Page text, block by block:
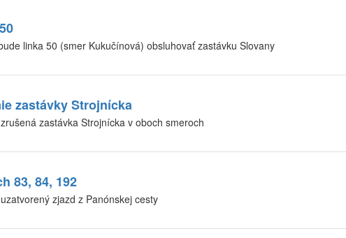
linka 50 (smer Kukučínová) obsluhovať zastávku Slovany
zastávky Strojnícka
zastávka Strojnícka v oboch smeroch
83, 84, 192
zjazd z Panónskej cesty